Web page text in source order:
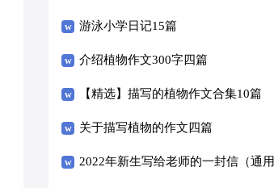
游泳小学日记15篇
介绍植物作文300字四篇
【精选】描写的植物作文合集10篇
关于描写植物的作文四篇
2022年新生写给老师的一封信（通用